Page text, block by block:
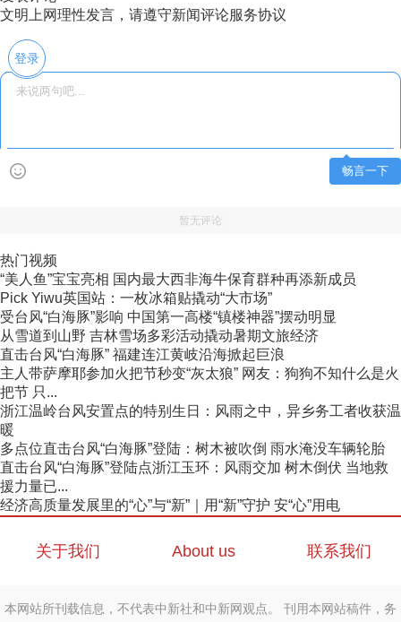
文明上网理性发言，请遵守新闻评论服务协议
登录
畅言一下
暂无评论
热门视频
“美人鱼”宝宝亮相 国内最大西非海牛保育群种再添新成员
Pick Yiwu英国站：一枚冰箱贴撬动“大市场”
受台风“白海豚”影响 中国第一高楼“镇楼神器”摆动明显
从雪道到山野 吉林雪场多彩活动撬动暑期文旅经济
直击台风“白海豚” 福建连江黄岐沿海掀起巨浪
主人带萨摩耶参加火把节秒变“灰太狼” 网友：狗狗不知什么是火
把节 只...
浙江温岭台风安置点的特别生日：风雨之中，异乡务工者收获温
暖
多点位直击台风“白海豚”登陆：树木被吹倒 雨水淹没车辆轮胎
直击台风“白海豚”登陆点浙江玉环：风雨交加 树木倒伏 当地救
援力量已...
经济高质量发展里的“心”与“新”｜用“新”守护 安“心”用电
关于我们 About us 联系我们
本网站所刊载信息，不代表中新社和中新网观点。 刊用本网站稿件，务